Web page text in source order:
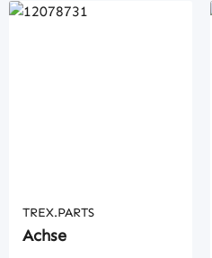
TREX.PARTS
Achse